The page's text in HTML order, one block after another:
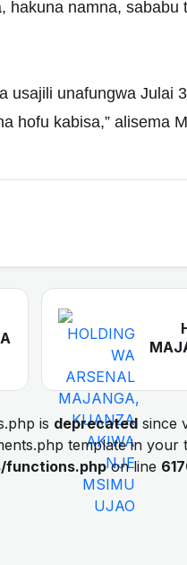
hakuna namna, sababu
usajili unafungwa Julai
hofu kabisa,” alisema
is deprecated since
template in your
functions.phpon line